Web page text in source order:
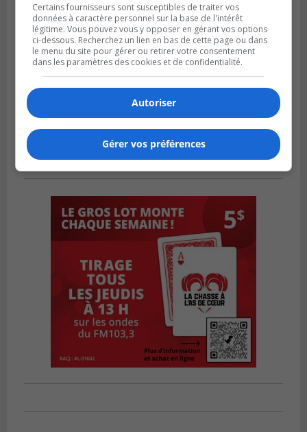
Certains fournisseurs sont susceptibles de traiter vos
données à caractère personnel sur la base de l'intérêt
légitime. Vous pouvez vous y opposer en gérant vos options
ci-dessous. Recherchez un lien en bas de cette page ou dans
le menu du site pour gérer ou retirer votre consentement
dans les paramètres des cookies et de confidentialité.
Autoriser
Gérer vos préférences